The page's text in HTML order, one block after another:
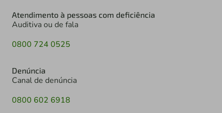
Atendimento à pessoas com deficiência
Auditiva ou de fala
0800 724 0525
Denúncia
Canal de denúncia
0800 602 6918